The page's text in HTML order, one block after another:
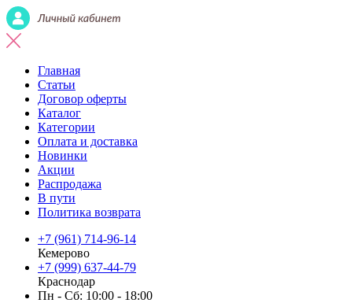
Главная
Статьи
Договор оферты
Каталог
Категории
Оплата и доставка
Новинки
Акции
Распродажа
В пути
Политика возврата
+7 (961) 714-96-14
Кемерово
+7 (999) 637-44-79
Краснодар
Пн - Сб: 10:00 - 18:00